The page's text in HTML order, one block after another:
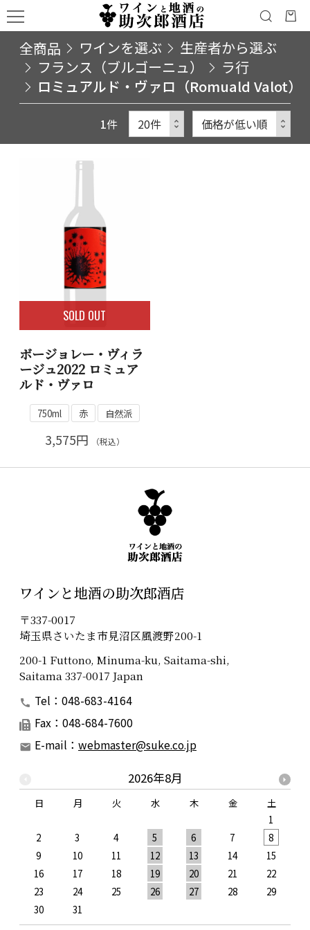
全商品 ワインを選ぶ
生産者から選ぶ
フランス（ブルゴーニュ）
ラ行
ロミュアルド・ヴァロ（Romuald Valot）
1件
SOLD OUT
ボージョレー・ヴィラ
ージュ2022 ロミュア
ルド・ヴァロ
750ml 赤 自然派
3,575円 （税込）
ワインと地酒の助次郎酒店
〒337-0017
埼玉県さいたま市見沼区風渡野200-1
200-1 Futtono, Minuma-ku, Saitama-shi,
Saitama 337-0017 Japan
Tel：048-683-4164
Fax：048-684-7600
E-mail： webmaster@suke.co.jp
2026年8月
日 月 火 水 木 金
土
1
2
3 4 5 6 7
8
9
10 11 12 13 14
15
16
17 18 19 20 21
22
23
24 25 26 27 28
29
30
31